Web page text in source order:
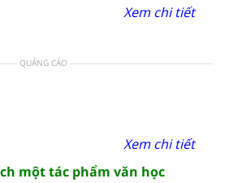
Xem chi tiết
QUẢNG CÁO
Xem chi tiết
một tác phẩm văn học